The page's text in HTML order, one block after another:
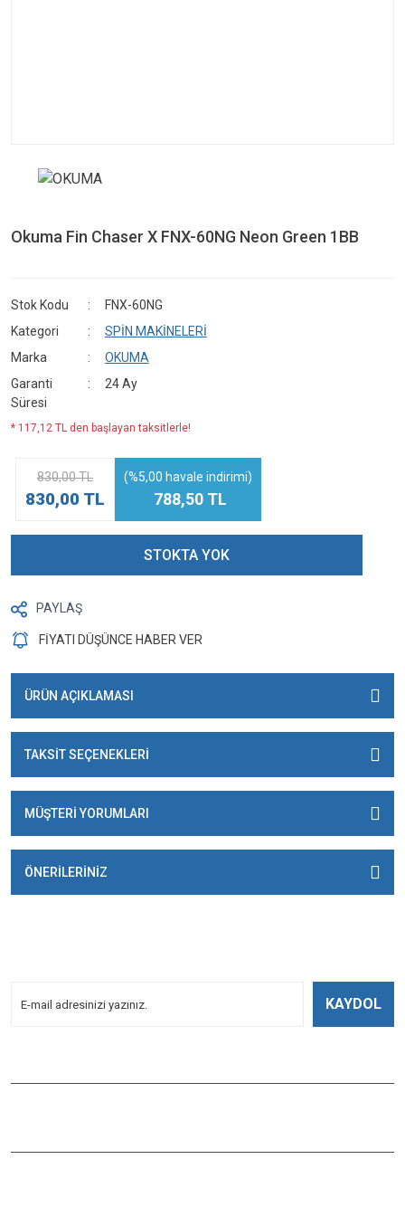
Okuma Fin Chaser X FNX-60NG Neon Green 1BB
Stok Kodu
FNX-60NG
Kategori
SPİN MAKİNELERİ
Marka
OKUMA
Garanti
Süresi
24 Ay
* 117,12 TL den başlayan taksitlerle!
830,00 TL
830,00 TL
(%5,00 havale indirimi)
788,50 TL
STOKTA YOK
PAYLAŞ
FİYATI DÜŞÜNCE HABER VER
ÜRÜN AÇIKLAMASI
TAKSİT SEÇENEKLERİ
MÜŞTERİ YORUMLARI
ÖNERİLERİNİZ
KAYDOL